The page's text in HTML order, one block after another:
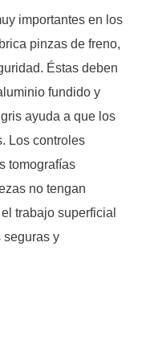
importantes en los
pinzas de freno,
Éstas deben
fundido y
ayuda a que los
Los controles
tomografías
no tengan
trabajo superficial
seguras y